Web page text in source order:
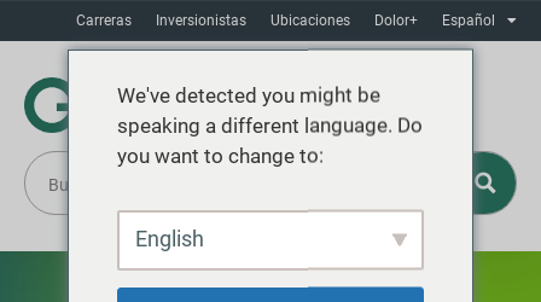
Carreras Inversionistas Ubicaciones Dolor+ Español
We've detected you might be
speaking a different language. Do
you want to change to:
English